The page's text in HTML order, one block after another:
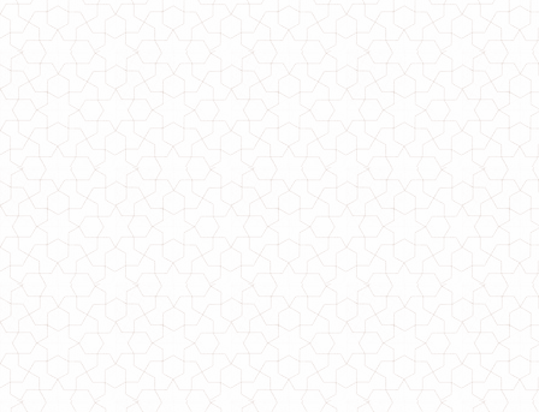
Куртка жіноча демісезонна коротка
Демісезонна куртка великого розміру коротка
920.00грн.